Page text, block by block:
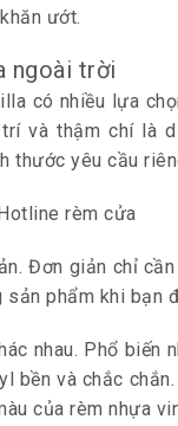
ướt.
ngoài trời
có nhiều lựa
và thậm chí là
thước yêu cầu
Đơn giản chỉ
phẩm khi bạn
nhau. Phổ biến
bền và chắc
của rèm nhựa